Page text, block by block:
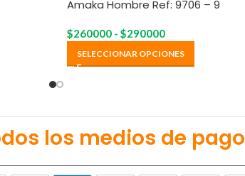
Amaka Hombre Ref: 9706 – 9
$260000 - $290000
SELECCIONAR OPCIONES
los medios de pago